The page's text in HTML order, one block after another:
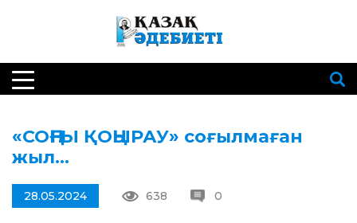
«СОҢҒЫ ҚОҢЫРАУ» соғылмаған
жыл…
28.05.2024 638 0